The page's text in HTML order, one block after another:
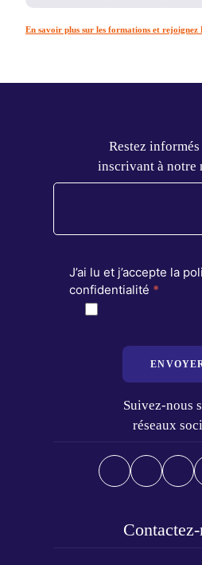
En savoir plus sur les formations et rejoignez
Restez
inscrivant à notre
J’ai lu et j’accepte la
confidentialité *
Suivez-nous
réseaux